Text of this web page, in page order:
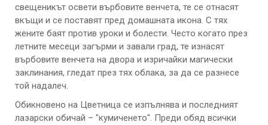
свещеникът освети върбовите венчета, те се отнасят
вкъщи и се поставят пред домашната икона. С тях
жените баят против уроки и болести. Често когато през
летните месеци загърми и завали град, те изнасят
върбовите венчета на двора и изричайки магически
заклинания, гледат през тях облака, за да се разнесе
той надалеч.
Обикновено на Цветница се изпълнява и последният
лазарски обичай – "кумиченето". Преди обяд всички